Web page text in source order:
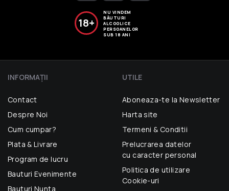
18+
NU VINDEM
BĂUTURI
ALCOOLICE
PERSOANELOR
SUB 18 ANI
INFORMAŢII
Contact
Despre Noi
Cum cumpar?
Plata & Livrare
Program de lucru
Bauturi Evenimente
Bauturi Nunta
UTILE
Aboneaza-te la Newsletter
Harta site
Termeni & Conditii
Prelucrarea datelor
cu caracter personal
Politica de utilizare
Cookie-uri